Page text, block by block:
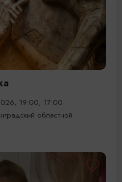
19:00, 17:00
областной